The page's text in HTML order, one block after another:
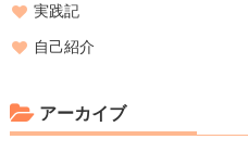
実践記
自己紹介
アーカイブ